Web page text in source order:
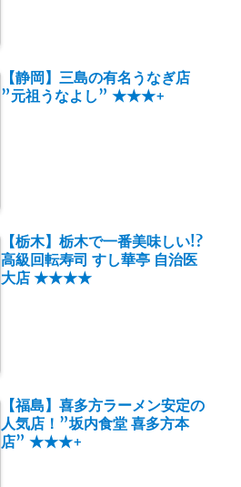
【静岡】三島の有名うなぎ店
”元祖うなよし” ★★★+
【栃木】栃木で一番美味しい!?
高級回転寿司 すし華亭 自治医
大店 ★★★★
【福島】喜多方ラーメン安定の
人気店！”坂内食堂 喜多方本
店” ★★★+